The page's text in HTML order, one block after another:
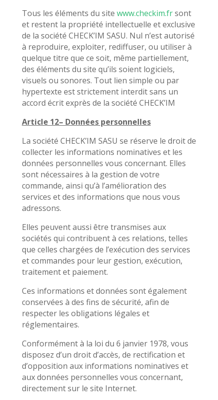
Tous les éléments du site www.checkim.frsont
et restent la propriété intellectuelle et exclusive
de la société CHECK’IM SASU. Nul n’est autorisé
à reproduire, exploiter, rediffuser, ou utiliser à
quelque titre que ce soit, même partiellement,
des éléments du site qu’ils soient logiciels,
visuels ou sonores. Tout lien simple ou par
hypertexte est strictement interdit sans un
accord écrit exprès de la société CHECK’IM
Article 12– Données personnelles
La société CHECK’IM SASU se réserve le droit de
collecter les informations nominatives et les
données personnelles vous concernant. Elles
sont nécessaires à la gestion de votre
commande, ainsi qu’à l’amélioration des
services et des informations que nous vous
adressons.
Elles peuvent aussi être transmises aux
sociétés qui contribuent à ces relations, telles
que celles chargées de l’exécution des services
et commandes pour leur gestion, exécution,
traitement et paiement.
Ces informations et données sont également
conservées à des fins de sécurité, afin de
respecter les obligations légales et
réglementaires.
Conformément à la loi du 6 janvier 1978, vous
disposez d’un droit d’accès, de rectification et
d’opposition aux informations nominatives et
aux données personnelles vous concernant,
directement sur le site Internet.